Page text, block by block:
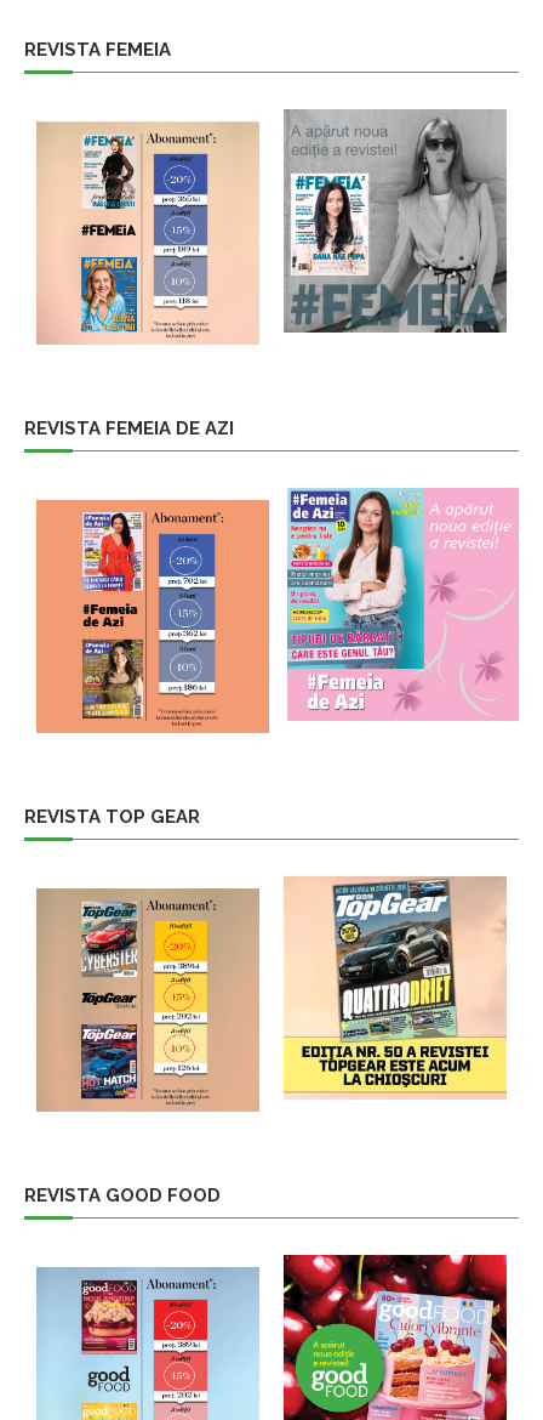
REVISTA FEMEIA
REVISTA FEMEIA DE AZI
REVISTA TOP GEAR
REVISTA GOOD FOOD